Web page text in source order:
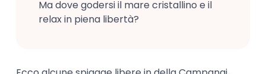
Ma dove godersi il mare cristallino e il
relax in piena libertà?